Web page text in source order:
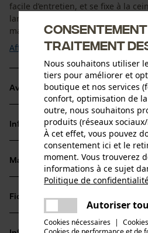
facile d’entretien, et se fixe à la
large passant. Elle permet
main, rapidement et en ...
Afficher plus
Avantages du produit
Pochette à coins avec deux
maintien sûr des coins
Possibilité d’attraper les coins
gardant l’autre main libre
Accessoire adapté à la
Informations sur le produit
Détails du produit
Groupe dâge
Matériau & entretien
Matériau principal
Fiches techniques
Fiche de données de sécurité
traitement
Nous souhaitons utiliser
tiers pour améliorer et
boutique et nos services
confort, optimisation de
outre, nous souhaitons
produits (réseaux
À cet effet, vous pouvez
consentement ici et le
moment. Vous trouverez
informations à ce sujet
Politique de
Autoriser
Cookies nécessaires |
Une erreur s'est
essayer encore.
partager
partager